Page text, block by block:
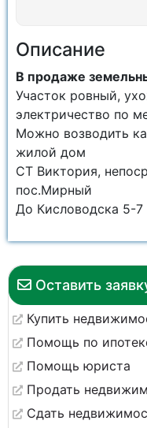
Оставить
Купить
Помощь по
Помощь юриста
Продать
Сдать
Описание
В продаже
Участок ровный,
электричество по
Можно возводить
жилой дом
СТ Виктория,
пос.Мирный
До Кисловодска 5-